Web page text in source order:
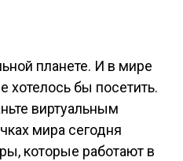
планете. И в мире
хотелось бы посетить.
виртуальным
мира сегодня
которые работают в